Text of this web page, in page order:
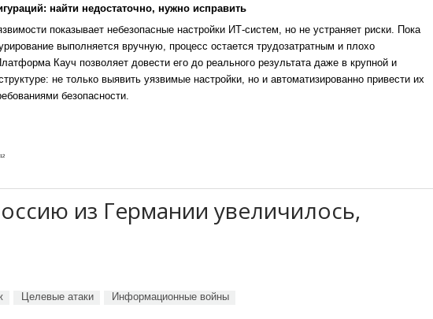
найти недостаточно, нужно исправить
показывает небезопасные настройки ИТ-систем, но не устраняет риски. Пока
выполняется вручную, процесс остается трудозатратным и плохо
Кауч позволяет довести его до реального результата даже в крупной и
не только выявить уязвимые настройки, но и автоматизированно привести их
безопасности.
из Германии увеличилось,
Целевые атаки Информационные войны